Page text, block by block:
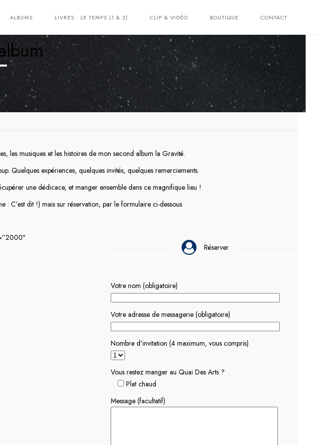
ALBUMS LIVRES : LE TEMPS (1 & 2) CLIP & VIDÉO BOUTIQUE CONTACT
les musiques et les histoires de mon second album la Gravité.
Quelques expériences, quelques invités, quelques remerciements.
une dédicace, et manger ensemble dans ce magnifique lieu !
: C’est dit !) maissur réservation, par le formulaire ci-dessous
Réserver
Votre nom (obligatoire)
Votre adresse de messagerie (obligatoire)
Nombre d'invitation (4 maximum, vous compris)
Vous restez manger au Quai Des Arts ?
Plat chaud
Message (facultatif)